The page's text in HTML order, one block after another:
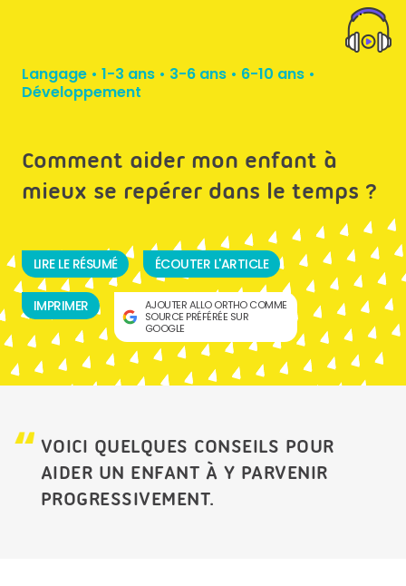
Langage • 1-3 ans • 3-6 ans • 6-10 ans •
Développement
Comment aider mon enfant à
mieux se repérer dans le temps ?
LIRE LE RÉSUMÉ ÉCOUTER L'ARTICLE
IMPRIMER
AJOUTER ALLO ORTHO COMME
SOURCE PRÉFÉRÉE SUR
GOOGLE
VOICI QUELQUES CONSEILS POUR
AIDER UN ENFANT À Y PARVENIR
PROGRESSIVEMENT.